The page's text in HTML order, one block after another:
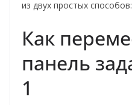
из двух простых способов:
Как
панель
1